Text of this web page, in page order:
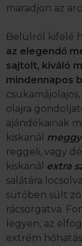
maradjon az
Belülről kifelé
az elegendő
sajtolt, kiváló
mindennapos
olajra
ajándékainak
kiskanál
reggeli, vagy
kiskanál
extra
salátára
sütőben sült
rácsorgatva.
legyen, az
extrém